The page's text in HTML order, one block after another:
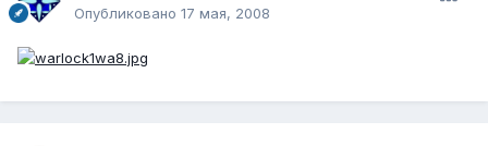
Опубликовано 17 мая, 2008